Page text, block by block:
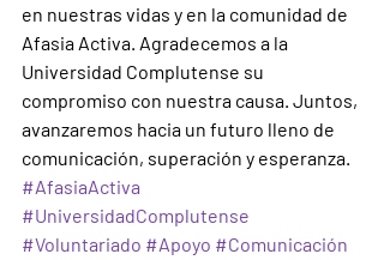
en nuestras vidas y en la comunidad de
Afasia Activa. Agradecemos a la
Universidad Complutense su
compromiso con nuestra causa. Juntos,
avanzaremos hacia un futuro lleno de
comunicación, superación y esperanza.
#AfasiaActiva
#UniversidadComplutense
#Voluntariado #Apoyo #Comunicación